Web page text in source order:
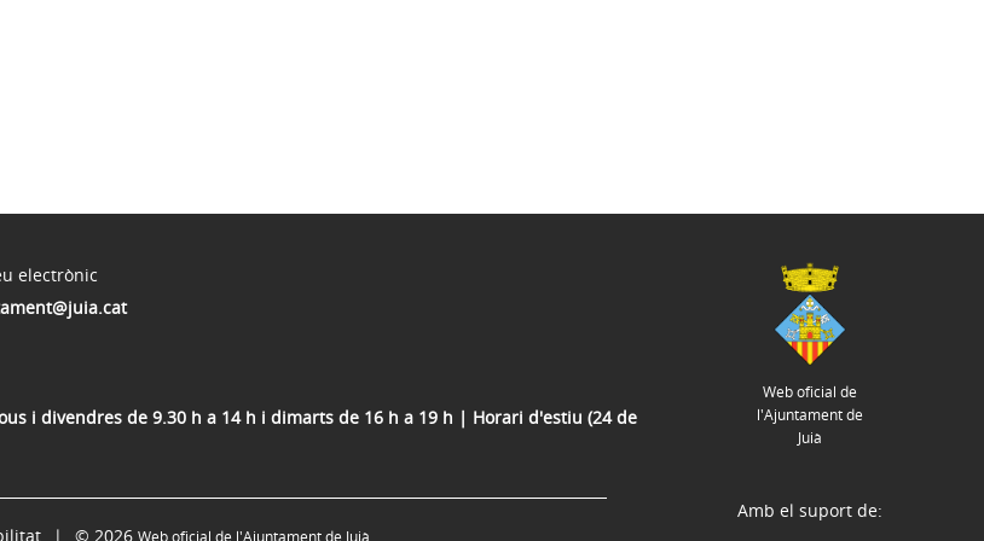
electrònic
i divendres de 9.30 h a 14 h i dimarts de 16 h a 19 h | Horari d'estiu (24 de
Web oficial de
l'Ajuntament de
Juià
© 2026
Amb el suport de: